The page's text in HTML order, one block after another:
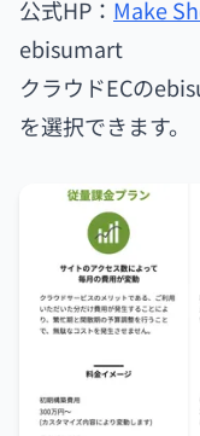
公式HP： Make
ebisumart
クラウドECの
を選択できます。